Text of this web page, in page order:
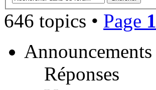
646 topics • Page 1
Announcements
Réponses